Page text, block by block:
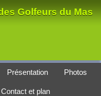
Golfeurs du Mas
Présentation Photos
Contact et plan